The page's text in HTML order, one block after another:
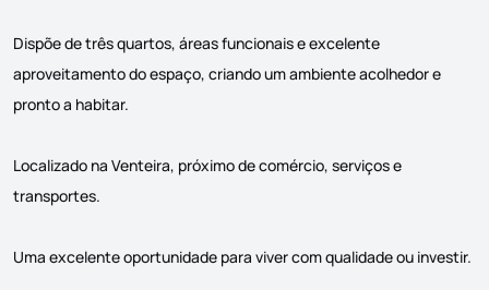
Dispõe de três quartos, áreas funcionais e excelente
aproveitamento do espaço, criando um ambiente acolhedor e
pronto a habitar.
Localizado na Venteira, próximo de comércio, serviços e
transportes.
Uma excelente oportunidade para viver com qualidade ou investir.